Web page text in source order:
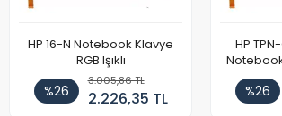
HP 16-N Notebook Klavye
RGB Işıklı
%26
3.005,86 TL
2.226,35 TL
HP
Notebook
%26